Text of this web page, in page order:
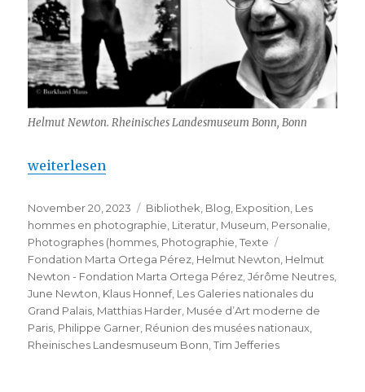
Helmut Newton. Rheinisches Landesmuseum Bonn, Bonn
„Helmut Newton – Marta Ortega Pérez Foundation“
weiterlesen
Veröffentlicht
am
November 20, 2023 Kategorien
Bibliothek, Blog, Exposition, Les
hommes en photographie, Literatur, Museum, Personalie,
Photographes (hommes, Photographie,Texte
Fondation Marta Ortega Pérez, Helmut Newton, Helmut
Newton - Fondation Marta Ortega Pérez,Jérôme Neutres,
June Newton, Klaus Honnef, Les Galeries nationales du
Grand Palais, Matthias Harder, Musée d’Art moderne de
Paris, Philippe Garner, Réunion des musées nationaux,
Rheinisches Landesmuseum Bonn,Tim Jefferies